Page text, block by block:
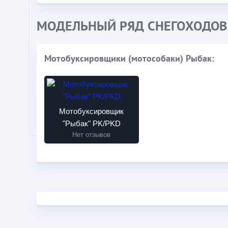
МОДЕЛЬНЫЙ РЯД
Мотобуксировщики (мотособаки) Рыбак:
Мотобуксировщик
"Рыбак" PK/PKD
Нет отзывов